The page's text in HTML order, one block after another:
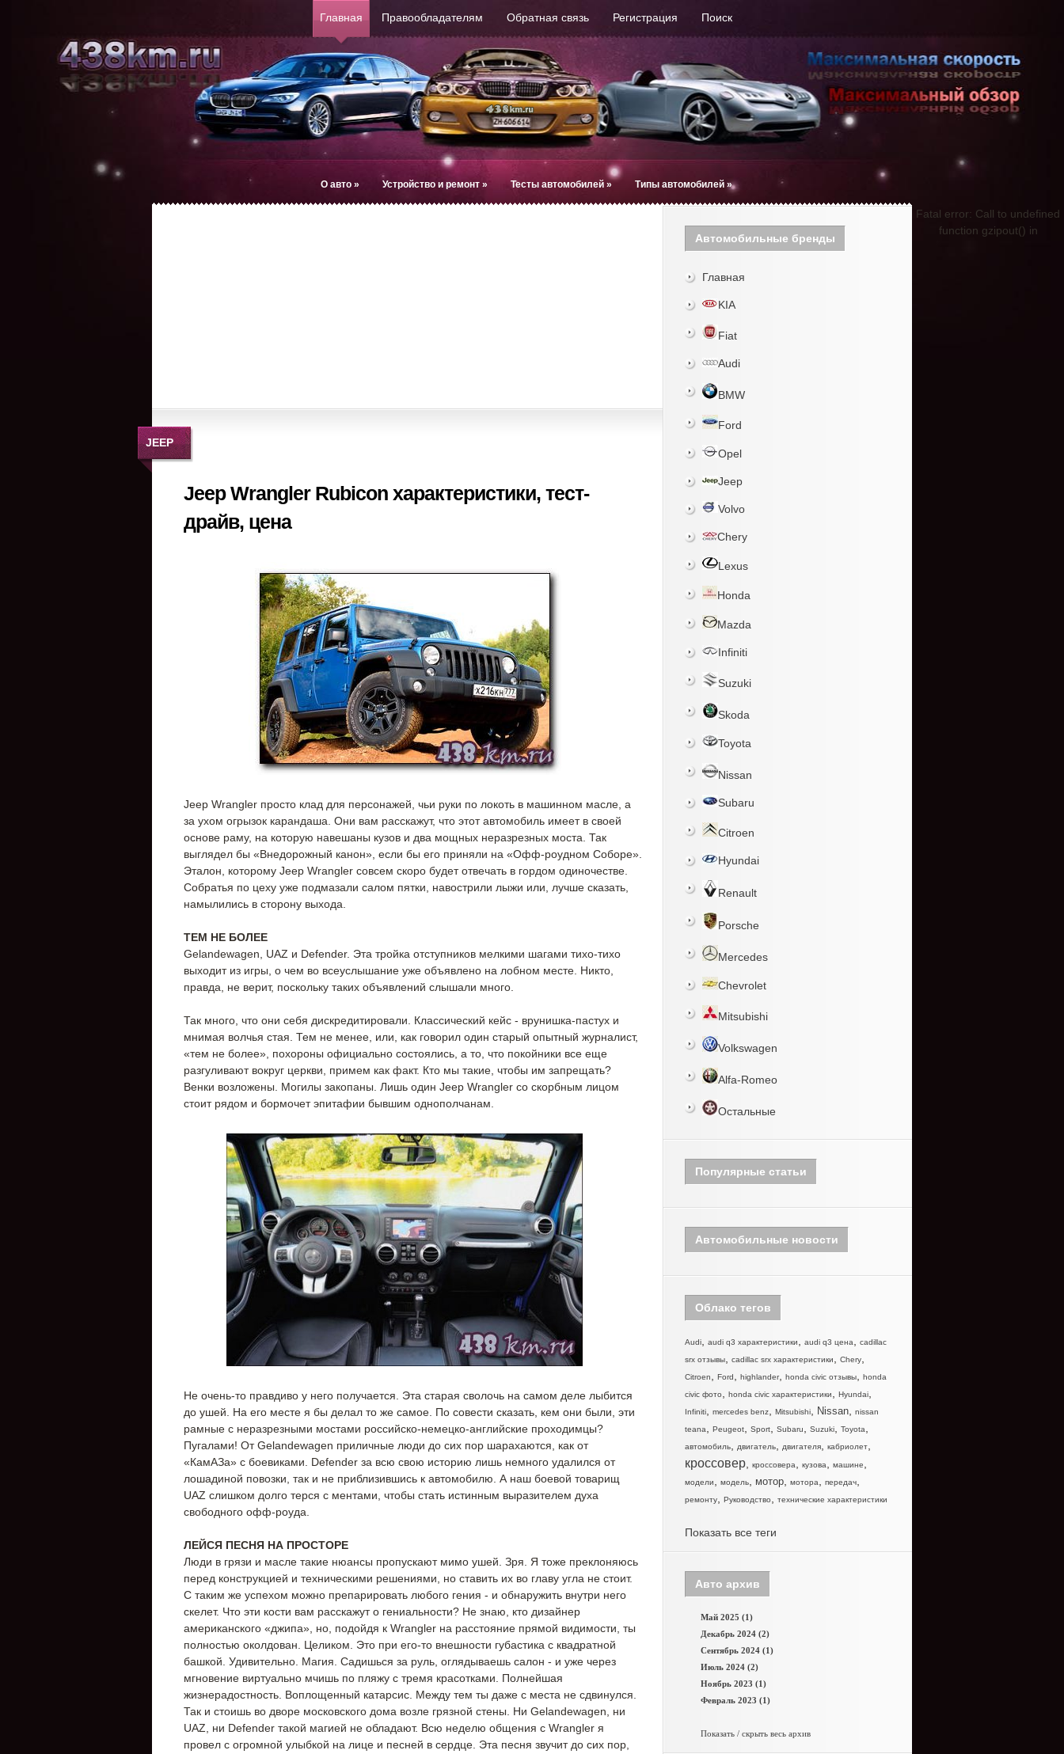
Главная Правообладателям Обратная связь Регистрация Поиск
О авто » Устройство и ремонт » Тесты автомобилей » Типы автомобилей »
JEEP
Jeep Wrangler Rubicon характеристики, тест-
драйв, цена
Jeep Wrangler просто клад для персонажей, чьи руки по локоть в машинном масле, а
за ухом огрызок карандаша. Они вам расскажут, что этот автомобиль имеет в своей
основе раму, на которую навешаны кузов и два мощных неразрезных моста. Так
выглядел бы «Внедорожный канон», если бы его приняли на «Офф-роудном Соборе».
Эталон, которому Jeep Wrangler совсем скоро будет отвечать в гордом одиночестве.
Собратья по цеху уже подмазали салом пятки, навострили лыжи или, лучше сказать,
намылились в сторону выхода.
ТЕМ НЕ БОЛЕЕ
Gelandewagen, UAZ и Defender. Эта тройка отступников мелкими шагами тихо-тихо
выходит из игры, о чем во всеуслышание уже объявлено на лобном месте. Никто,
правда, не верит, поскольку таких объявлений слышали много.
Так много, что они себя дискредитировали. Классический кейс - врунишка-пастух и
мнимая волчья стая. Тем не менее, или, как говорил один старый опытный журналист,
«тем не более», похороны официально состоялись, а то, что покойники все еще
разгуливают вокруг церкви, примем как факт. Кто мы такие, чтобы им запрещать?
Венки возложены. Могилы закопаны. Лишь один Jeep Wrangler со скорбным лицом
стоит рядом и бормочет эпитафии бывшим однополчанам.
Не очень-то правдиво у него получается. Эта старая сволочь на самом деле лыбится
до ушей. На его месте я бы делал то же самое. По совести сказать, кем они были, эти
рамные с неразрезными мостами российско-немецко-английские проходимцы?
Пугалами! От Gelandewagen приличные люди до сих пор шарахаются, как от
«КамАЗа» с боевиками. Defender за всю свою историю лишь немного удалился от
лошадиной повозки, так и не приблизившись к автомобилю. А наш боевой товарищ
UAZ слишком долго терся с ментами, чтобы стать истинным выразителем духа
свободного офф-роуда.
ЛЕЙСЯ ПЕСНЯ НА ПРОСТОРЕ
Люди в грязи и масле такие нюансы пропускают мимо ушей. Зря. Я тоже преклоняюсь
перед конструкцией и техническими решениями, но ставить их во главу угла не стоит.
С таким же успехом можно препарировать любого гения - и обнаружить внутри него
скелет. Что эти кости вам расскажут о гениальности? Не знаю, кто дизайнер
американского «джипа», но, подойдя к Wrangler на расстояние прямой видимости, ты
полностью околдован. Целиком. Это при его-то внешности губастика с квадратной
башкой. Удивительно. Магия. Садишься за руль, оглядываешь салон - и уже через
мгновение виртуально мчишь по пляжу с тремя красотками. Полнейшая
жизнерадостность. Воплощенный катарсис. Между тем ты даже с места не сдвинулся.
Так и стоишь во дворе московского дома возле грязной стены. Ни Gelandewagen, ни
UAZ, ни Defender такой магией не обладают. Всю неделю общения с Wrangler я
провел с огромной улыбкой на лице и песней в сердце. Эта песня звучит до сих пор,
Автомобильные бренды
Главная
KIA
Fiat
Audi
BMW
Ford
Opel
Jeep
Volvo
Chery
Lexus
Honda
Mazda
Infiniti
Suzuki
Skoda
Toyota
Nissan
Subaru
Citroen
Hyundai
Renault
Porsche
Mercedes
Chevrolet
Mitsubishi
Volkswagen
Alfa-Romeo
Остальные
Популярные статьи
Автомобильные новости
Облако тегов
Audi audi q3 характеристики audi q3 цена
cadillac
srx отзывы
cadillac srx характеристики Chery
Citroen Ford highlander, honda civic отзывы
honda
civic фото
honda civic характеристики Hyundai
Infiniti mercedes benz Mitsubishi Nissan
nissan
teana
Peugeot Sport Subaru Suzuki Toyota
автомобиль двигатель двигателя кабриолет
кроссовер кроссовера кузова машине
модели модель мотор мотора передач
ремонту Руководство технические характеристики
Показать все теги
Авто архив
Май 2025 (1)
Декабрь 2024 (2)
Сентябрь 2024 (1)
Июль 2024 (2)
Ноябрь 2023 (1)
Февраль 2023 (1)
Показать / скрыть весь архив
Fatal error: Call to undefined
function gzipout() in